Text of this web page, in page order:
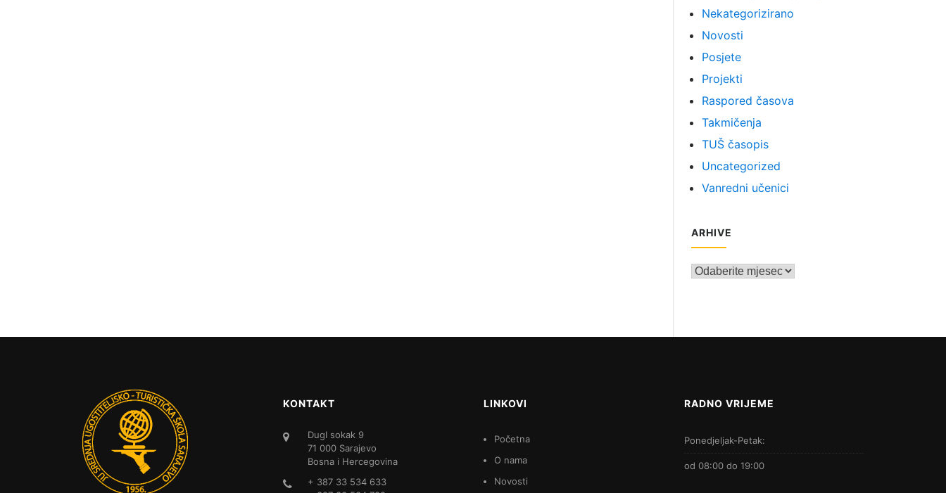
Nekategorizirano
Novosti
Posjete
Projekti
Raspored časova
Takmičenja
TUŠ časopis
Uncategorized
Vanredni učenici
ARHIVE
Arhive
KONTAKT
DugI sokak 9
71 000 Sarajevo
Bosna i Hercegovina
+ 387 33 534 633
LINKOVI
Početna
O nama
Novosti
RADNO VRIJEME
Ponedjeljak-Petak:
od 08:00 do 19:00